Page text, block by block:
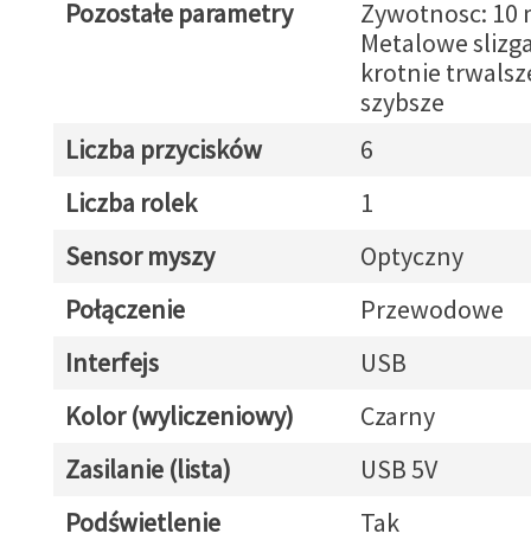
Pozostałe parametry
Zywotnosc: 10
Metalowe
krotnie
szybsze
Liczba przycisków
6
Liczba rolek
1
Sensor myszy
Optyczny
Połączenie
Przewodowe
Interfejs
USB
Kolor (wyliczeniowy)
Czarny
Zasilanie (lista)
USB 5V
Podświetlenie
Tak